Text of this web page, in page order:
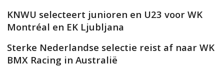
KNWU selecteert junioren en U23 voor WK
Montréal en EK Ljubljana
Sterke Nederlandse selectie reist af naar WK
BMX Racing in Australië